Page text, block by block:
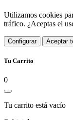
Utilizamos cookies
tráfico. ¿Aceptas el
Configurar Aceptar
Tu Carrito
0
Tu carrito está vacío